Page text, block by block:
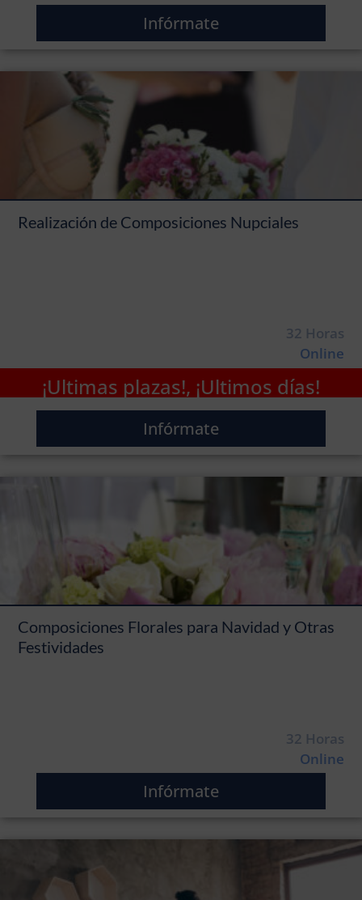
Infórmate
Realización de Composiciones Nupciales
32 Horas
Online
¡Ultimas plazas!, ¡Ultimos días!
Infórmate
Composiciones Florales para Navidad y Otras
Festividades
32 Horas
Online
Infórmate